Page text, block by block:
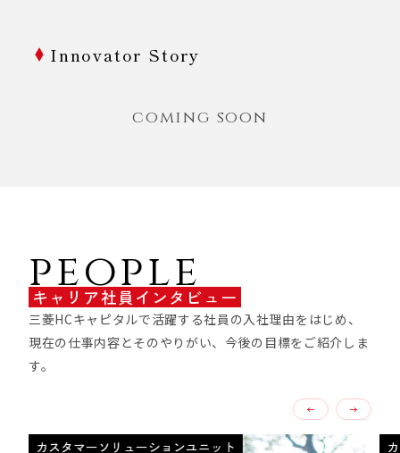
Innovator Story
coming soon
people
キャリア社員インタビュー
三菱HCキャピタルで活躍する社員の入社理由をはじめ、
現在の仕事内容とそのやりがい、今後の目標をご紹介しま
す。
カスタマーソリューションユニット